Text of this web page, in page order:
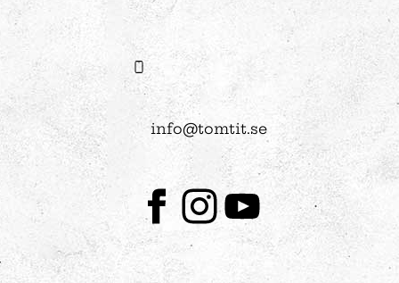
info@tomtit.se